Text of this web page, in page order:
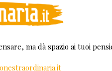
ma dà spazio ai tuoi